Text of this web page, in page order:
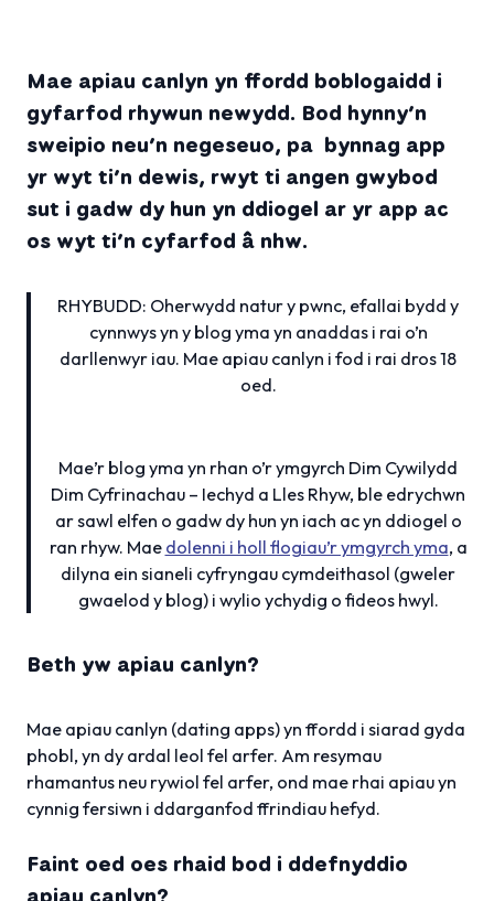
Mae apiau canlyn yn ffordd boblogaidd i
gyfarfod rhywun newydd. Bod hynny’n
sweipio neu’n negeseuo, pa bynnag app
yr wyt ti’n dewis, rwyt ti angen gwybod
sut i gadw dy hun yn ddiogel ar yr app ac
os wyt ti’n cyfarfod â nhw.
RHYBUDD: Oherwydd natur y pwnc, efallai bydd y
cynnwys yn y blog yma yn anaddas i rai o’n
darllenwyr iau. Mae apiau canlyn i fod i rai dros 18
oed.
Mae’r blog yma yn rhan o’r ymgyrch Dim Cywilydd
Dim Cyfrinachau – Iechyd a Lles Rhyw, ble edrychwn
ar sawl elfen o gadw dy hun yn iach ac yn ddiogel o
ran rhyw. Mae dolenni i holl flogiau’r ymgyrch yma, a
dilyna ein sianeli cyfryngau cymdeithasol (gweler
gwaelod y blog) i wylio ychydig o fideos hwyl.
Beth yw apiau canlyn?
Mae apiau canlyn (dating apps) yn ffordd i siarad gyda
phobl, yn dy ardal leol fel arfer. Am resymau
rhamantus neu rywiol fel arfer, ond mae rhai apiau yn
cynnig fersiwn i ddarganfod ffrindiau hefyd.
Faint oed oes rhaid bod i ddefnyddio